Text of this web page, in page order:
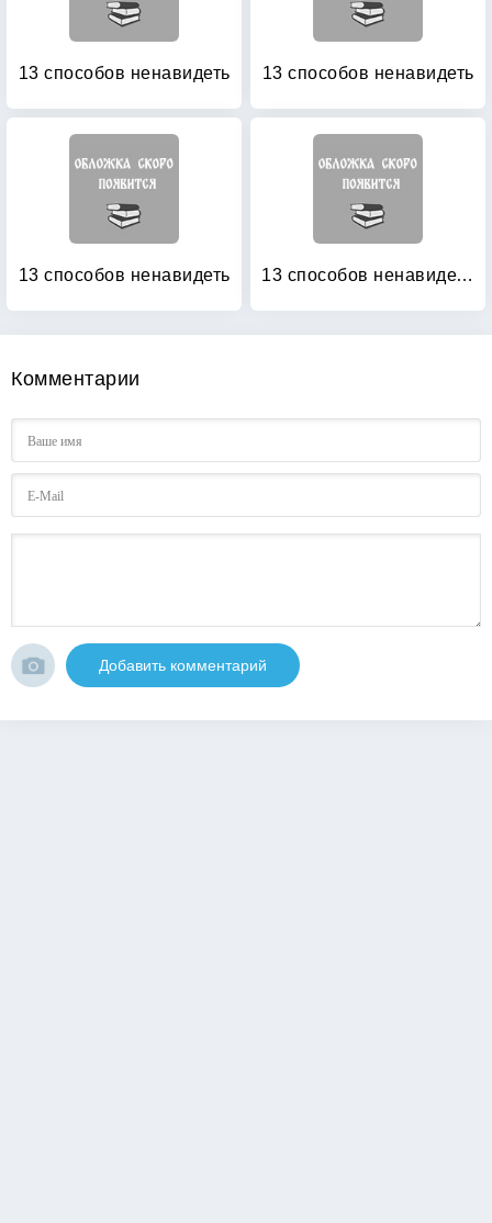
13 способов ненавидеть 13 способов ненавидеть
13 способов ненавидеть 13 способов ненавидеть: Уйти нельзя остаться
Комментарии